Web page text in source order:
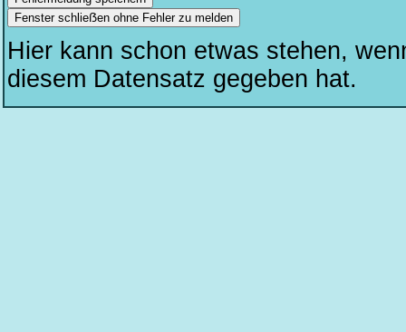
Fenster schlieẞen ohne Fehler zu melden
Hier kann schon etwas stehen,
diesem Datensatz gegeben hat.